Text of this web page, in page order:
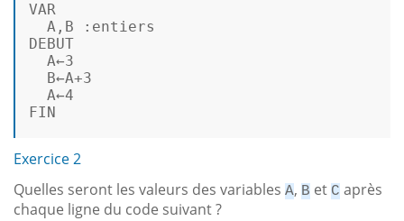
VAR
A , B : entiers
DEBUT
A←3
B←A+3
A←4
FIN
Exercice 2
Quelles seront les valeurs des variables A, B et C après
chaque ligne du code suivant ?